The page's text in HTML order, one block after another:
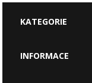
KATEGORIE
INFORMACE